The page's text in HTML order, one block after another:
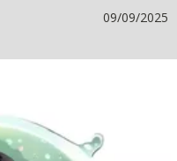
09/09/2025